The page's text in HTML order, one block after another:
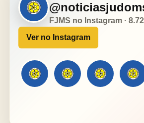
FJMS no Instagram ·
Ver no Instagram